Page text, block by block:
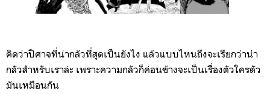
คิดว่าปิศาจที่น่ากลัวที่สุดเป็นยังไง แล้วแบบไหนถึงจะเรียกว่าน่า
กลัวสำหรับเราล่ะ เพราะความกลัวก็ค่อนข้างจะเป็นเรื่องตัวใครตัว
มันเหมือนกัน